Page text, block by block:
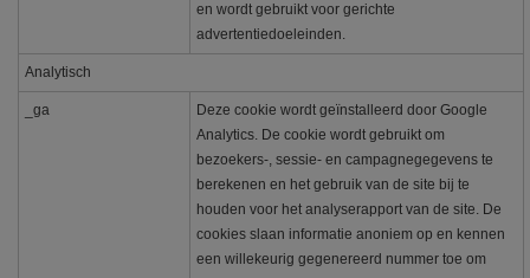
en wordt gebruikt voor gerichte
advertentiedoeleinden.
Analytisch
_ga
Deze cookie wordt geïnstalleerd door Google
Analytics. De cookie wordt gebruikt om
bezoekers-, sessie- en campagnegegevens te
berekenen en het gebruik van de site bij te
houden voor het analyserapport van de site. De
cookies slaan informatie anoniem op en kennen
een willekeurig gegenereerd nummer toe om